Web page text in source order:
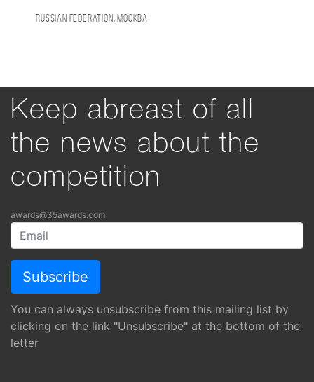
Russian Federation, Москва
Keep abreast of all
the news about the
competition
awards@35awards.com
You can always unsubscribe from this mailing list by
clicking on the link "Unsubscribe" at the bottom of the
letter